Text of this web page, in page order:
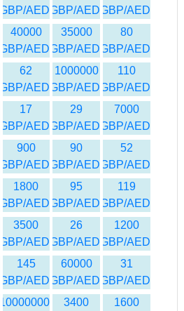
GBP/AED
GBP/AED
GBP/AED
80
GBP/AED
35000
GBP/AED
40000
GBP/AED
110
GBP/AED
1000000
GBP/AED
62
GBP/AED
7000
GBP/AED
29
GBP/AED
17
GBP/AED
52
GBP/AED
90
GBP/AED
900
GBP/AED
119
GBP/AED
95
GBP/AED
1800
GBP/AED
1200
GBP/AED
26
GBP/AED
3500
GBP/AED
31
GBP/AED
60000
GBP/AED
145
GBP/AED
1600
3400
10000000